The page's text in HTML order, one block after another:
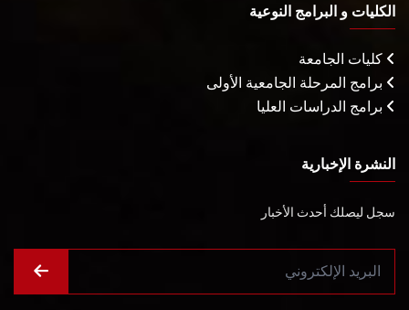
الكليات و البرامج النوعية
كليات الجامعة
برامج المرحلة الجامعية الأولى
برامج الدراسات العليا
النشرة الإخبارية
سجل ليصلك أحدث الأخبار